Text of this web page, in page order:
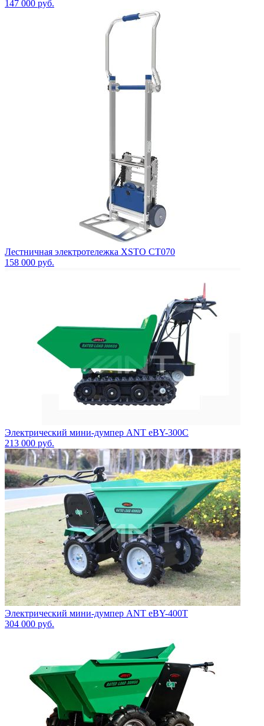
147 000 руб.
Лестничная электротележка XSTO CT070
158 000 руб.
Электрический мини-думпер ANT eBY-300C
213 000 руб.
Электрический мини-думпер ANT eBY-400T
304 000 руб.